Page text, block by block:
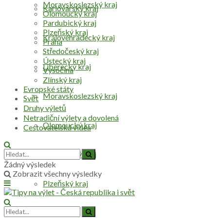
Karlovarský kraj
Královéhradecký kraj
Liberecký kraj
Moravskoslezský kraj
Olomoucký kraj
Pardubický kraj
Plzeňský kraj
Moravskoslezský kraj
Olomoucký kraj
Pardubický kraj
Plzeňský kraj
Praha
Středočeský kraj
Ústecký kraj
Vysočina
Zlínský kraj
Evropské státy
Svět
Druhy výletů
Netradiční výlety a dovolená
Cestovatelská videa
Žádný výsledek
Zobrazit všechny výsledky